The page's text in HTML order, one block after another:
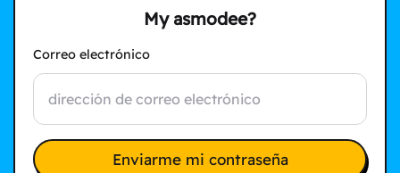
My asmodee?
Correo electrónico
Enviarme mi contraseña